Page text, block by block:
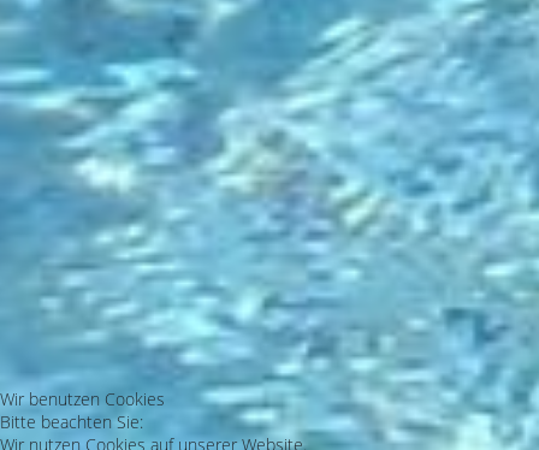
Wir benutzen Cookies
Bitte beachten Sie:
Wir nutzen Cookies auf unserer Website.